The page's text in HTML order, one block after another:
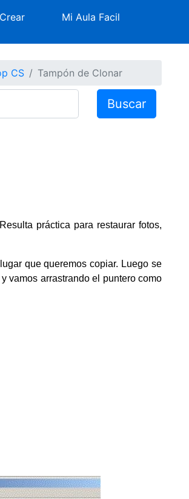
Crear
Mi Aula Facil
CS Tampón de Clonar
Buscar
práctica para restaurar fotos,
que queremos copiar. Luego se
vamos arrastrando el puntero como